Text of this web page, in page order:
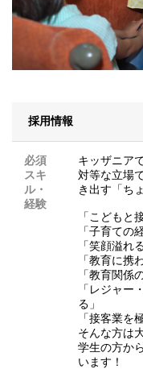
採用情報
必須
スキ
ル・
経験
キッザニア
対等な立場
き出す「ち
「こどもと
「子育ての
「笑顔溢れ
「教育に携
「教育関係
「レジャー
る」
「接客業を
そんな方は
学生の方か
います！